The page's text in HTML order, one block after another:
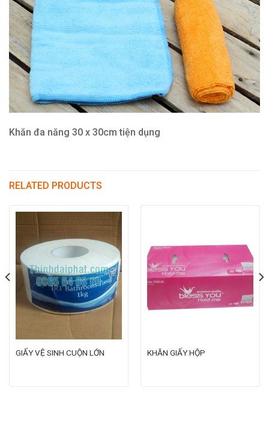
Khăn đa năng 30 x 30cm tiện dụng
RELATED PRODUCTS
GIẤY VỆ SINH CUỘN LỚN KHĂN GIẤY HỘP